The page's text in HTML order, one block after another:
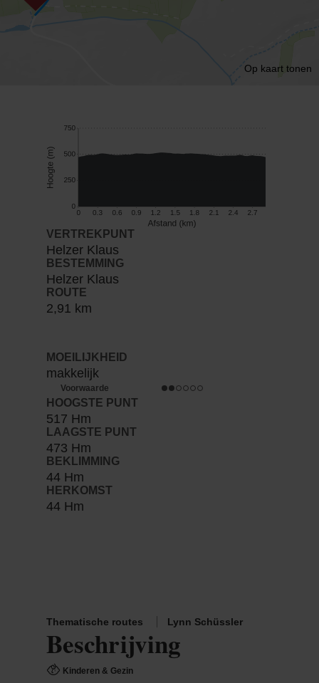
Op kaart tonen
VERTREKPUNT
Helzer Klaus
BESTEMMING
Helzer Klaus
ROUTE
2,91 km
MOEILIJKHEID
makkelijk
Voorwaarde
HOOGSTE PUNT
517 Hm
LAAGSTE PUNT
473 Hm
BEKLIMMING
44 Hm
HERKOMST
44 Hm
Thematische routes Lynn Schüssler
Beschrijving
Kinderen & Gezin